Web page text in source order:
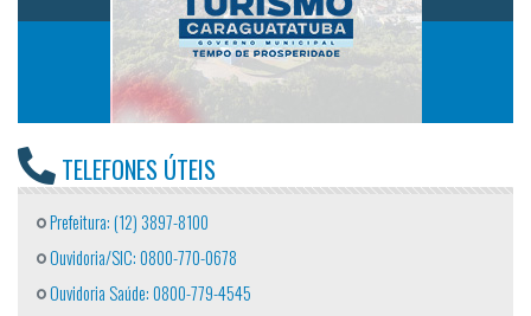
TELEFONES ÚTEIS
Prefeitura: (12) 3897-8100
Ouvidoria/SIC: 0800-770-0678
Ouvidoria Saúde: 0800-779-4545